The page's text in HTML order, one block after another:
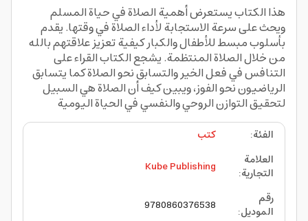
هذا الكتاب يستعرض أهمية الصلاة في حياة المسلم
ويحث على سرعة الاستجابة لأداء الصلاة في وقتها. يقدم
بأسلوب مبسط للأطفال والكبار كيفية تعزيز علاقتهم بالله
من خلال الصلاة المنتظمة. يشجع الكتاب القراء على
التنافس في فعل الخير والتسابق نحو الصلاة كما يتسابق
الرياضيون نحو الفوز، ويبين كيف أن الصلاة هي السبيل
لتحقيق التوازن الروحي والنفسي في الحياة اليومية
الفئة:
كتب
العلامة
التجارية:
Kube Publishing
رقم
الموديل:
9780860376538